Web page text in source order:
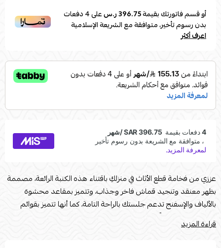
أو قسم فاتورتك بقيمة396.75 ر.س على4دفعات
بدون رسوم تأخير، متوافقة مع الشريعة الإسلامية
اعرف أكثر
عززي من فخامة قطع الأثاث في منزلكِ باقتناء هذه الكنبة الرائعة، مصممة
بظهر معنقد وتنجيد قماش فاخر وجذاب، وتتميز بمقاعد محشوة
بالألياف والإسفنج تدعم جلستك بالراحة التامة، كما أنها تتميز بقوائم
متينة وتتطلب تنظيفًا احترافيًا من آن لآخر للحفاظ على جودتهاتستخدم
قراءة المزيد